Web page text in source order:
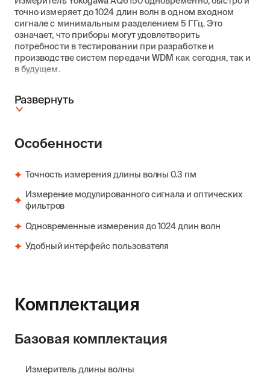
точно измеряет до 1024 длин волн в одном входном
сигнале с минимальным разделением 5 ГГц. Это
означает, что приборы могут удовлетворить
потребности в тестировании при разработке и
производстве систем передачи WDM как сегодня, так и
в будущем.
Развернуть
Особенности
Точность измерения длины волны 0.3 пм
Измерение модулированного сигнала и оптических
фильтров
Одновременные измерения до 1024 длин волн
Удобный интерфейс пользователя
Комплектация
Базовая комплектация
Измеритель длины волны